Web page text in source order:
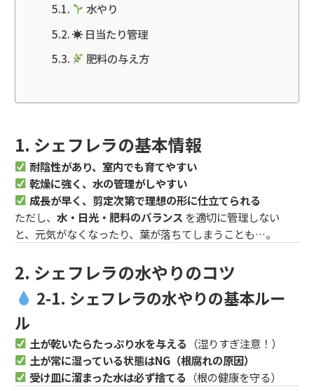
水やり
☀ 日当たり管理
肥料の与え方
1. シェフレラの基本情報
耐陰性があり、室内でも育てやすい
乾燥に強く、水の管理がしやすい
成長が早く、剪定次第で理想の形に仕立てられる
ただし、 水・日光・肥料のバランス を適切に管理しない
と、元気がなくなったり、葉が落ちてしまうことも…。
2. シェフレラの水やりのコツ
2-1. シェフレラの水やりの基本ルー
ル
土が乾いたらたっぷり水を与える （湿りすぎ注意！）
土が常に湿っている状態はNG（根腐れの原因）
受け皿に溜まった水は必ず捨てる （根の健康を守る）